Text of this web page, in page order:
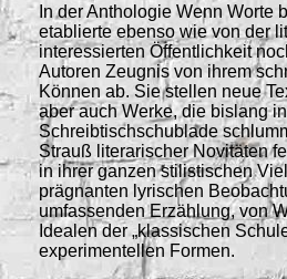
In der Anthologie Wenn Worte
etablierte ebenso wie von der
interessierten Öffentlichkeit
Autoren Zeugnis von ihrem
Können ab. Sie stellen neue
aber auch Werke, die bislang
Schreibtischschublade
Strauß literarischer Novitäten
in ihrer ganzen stilistischen
prägnanten lyrischen
umfassenden Erzählung, von
Idealen der „klassischen
experimentellen Formen.